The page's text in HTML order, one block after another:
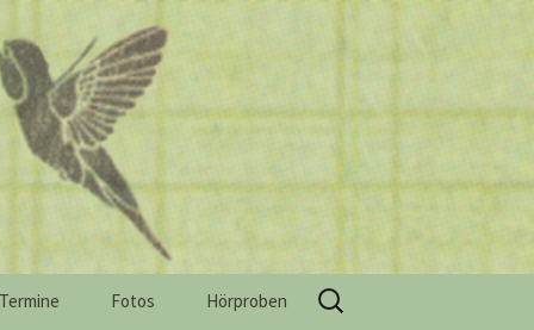
Termine Fotos Hörproben
Suchen
nach: